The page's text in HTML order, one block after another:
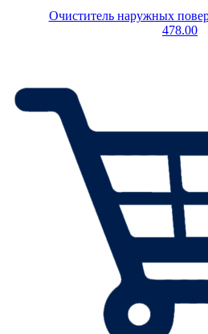
Очиститель наружных
478.00